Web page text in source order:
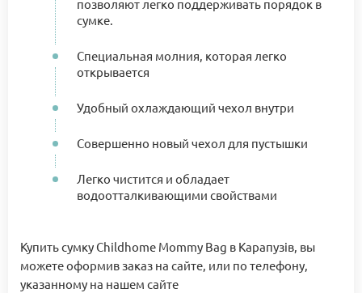
позволяют легко поддерживать порядок в
сумке.
Специальная молния, которая легко
открывается
Удобный охлаждающий чехол внутри
Совершенно новый чехол для пустышки
Легко чистится и обладает
водоотталкивающими свойствами
Купить сумку Childhome Mommy Bag в Карапузів, вы
можете оформив заказ на сайте, или по телефону,
указанному на нашем сайте